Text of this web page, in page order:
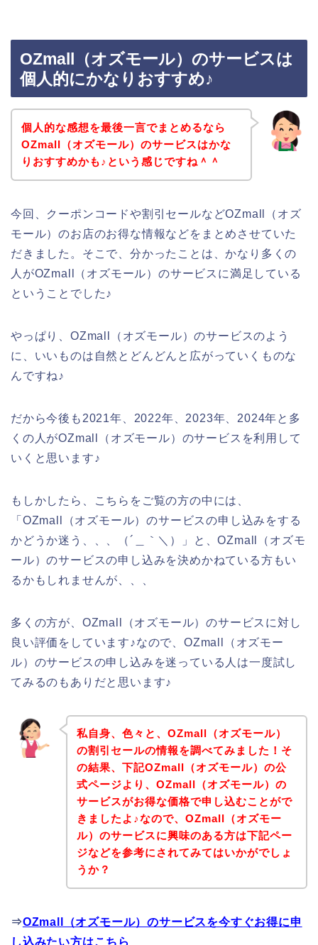
OZmall（オズモール）のサービスは
個人的にかなりおすすめ♪
個人的な感想を最後一言でまとめるなら
OZmall（オズモール）のサービスはかな
りおすすめかも♪という感じですね＾＾
今回、クーポンコードや割引セールなどOZmall（オズ
モール）のお店のお得な情報などをまとめさせていた
だきました。そこで、分かったことは、かなり多くの
人がOZmall（オズモール）のサービスに満足している
ということでした♪
やっぱり、OZmall（オズモール）のサービスのよう
に、いいものは自然とどんどんと広がっていくものな
んですね♪
だから今後も2021年、2022年、2023年、2024年と多
くの人がOZmall（オズモール）のサービスを利用して
いくと思います♪
もしかしたら、こちらをご覧の方の中には、
「OZmall（オズモール）のサービスの申し込みをする
かどうか迷う、、、（´＿｀＼）」と、OZmall（オズモ
ール）のサービスの申し込みを決めかねている方もい
るかもしれませんが、、、
多くの方が、OZmall（オズモール）のサービスに対し
良い評価をしています♪なので、OZmall（オズモー
ル）のサービスの申し込みを迷っている人は一度試し
てみるのもありだと思います♪
私自身、色々と、OZmall（オズモール）
の割引セールの情報を調べてみました！そ
の結果、下記OZmall（オズモール）の公
式ページより、OZmall（オズモール）の
サービスがお得な価格で申し込むことがで
きましたよ♪なので、OZmall（オズモー
ル）のサービスに興味のある方は下記ペー
ジなどを参考にされてみてはいかがでしょ
うか？
⇒OZmall（オズモール）のサービスを今すぐお得に申
し込みたい方はこちら